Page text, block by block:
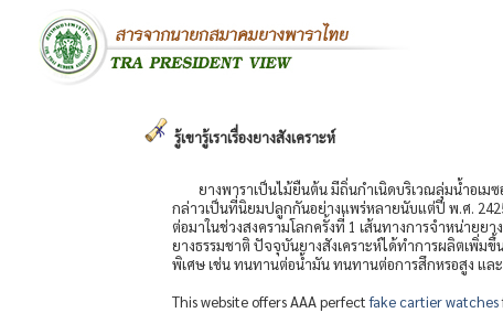
รู้เขารู้เราเรื่องยางสังเคราะห์
ยางพาราเป็นไม้ยืนต้น มีถิ่นกำเนิดบริเวณลุ่มน้ำอเ
กล่าวเป็นที่นิยมปลูกกันอย่างแพร่หลายนับแต่ปี พ.ศ.
ต่อมาในช่วงสงครามโลกครั้งที่ 1 เส้นทางการจำหน่าย
ยางธรรมชาติ ปัจจุบันยางสังเคราะห์ได้ทำการผลิตเพิ่ม
พิเศษ เช่น ทนทานต่อน้ำมัน ทนทานต่อการสึกหรอสูง แ
This website offers AAA perfectfake cartier watches